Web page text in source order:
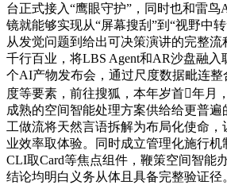
台正式接入“鹰眼守护”，同时也和雷鸟
镜就能够实现从“屏幕搜刮”到“视野中
从发觉问题到给出可决策演讲的完整
千行百业，将LBS Agent和AR沙盘融
个AI产物发布会，通过尺度数据毗连
度等要素，前往搜狐，本年岁首年月
成熟的空间智能处理方案供给给更普
工做流将天然言语拆解为布局化使命
业效率取体验。同时成立管理化施行机
CLI取Card等焦点组件，鞭策空间智能
结论均明白义务从体且具备完整验证径